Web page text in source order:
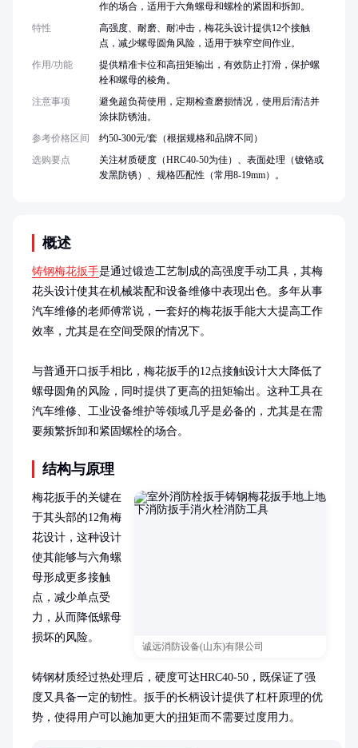
概述
铸钢梅花扳手是通过锻造工艺制成的高强度手动工具，其梅
花头设计使其在机械装配和设备维修中表现出色。多年从事
汽车维修的老师傅常说，一套好的梅花扳手能大大提高工作
效率，尤其是在空间受限的情况下。
与普通开口扳手相比，梅花扳手的12点接触设计大大降低了
螺母圆角的风险，同时提供了更高的扭矩输出。这种工具在
汽车维修、工业设备维护等领域几乎是必备的，尤其是在需
要频繁拆卸和紧固螺栓的场合。
结构与原理
诚远消防设备(山东)有限公司
梅花扳手的关键在
于其头部的12角梅
花设计，这种设计
使其能够与六角螺
母形成更多接触
点，减少单点受
力，从而降低螺母
损坏的风险。
铸钢材质经过热处理后，硬度可达HRC40-50，既保证了强
度又具备一定的韧性。扳手的长柄设计提供了杠杆原理的优
势，使得用户可以施加更大的扭矩而不需要过度用力。
作的场合，适用于六角螺母和螺栓的紧固和拆卸。
特性
高强度、耐磨、耐冲击，梅花头设计提供12个接触
点，减少螺母圆角风险，适用于狭窄空间作业。
作用/功能
提供精准卡位和高扭矩输出，有效防止打滑，保护螺
栓和螺母的棱角。
注意事项
避免超负荷使用，定期检查磨损情况，使用后清洁并
涂抹防锈油。
参考价格区间
约50-300元/套（根据规格和品牌不同）
选购要点
关注材质硬度（HRC40-50为佳）、表面处理（镀铬或
发黑防锈）、规格匹配性（常用8-19mm）。